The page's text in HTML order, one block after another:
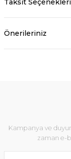
Önerileriniz
Kampanya ve
zaman e-